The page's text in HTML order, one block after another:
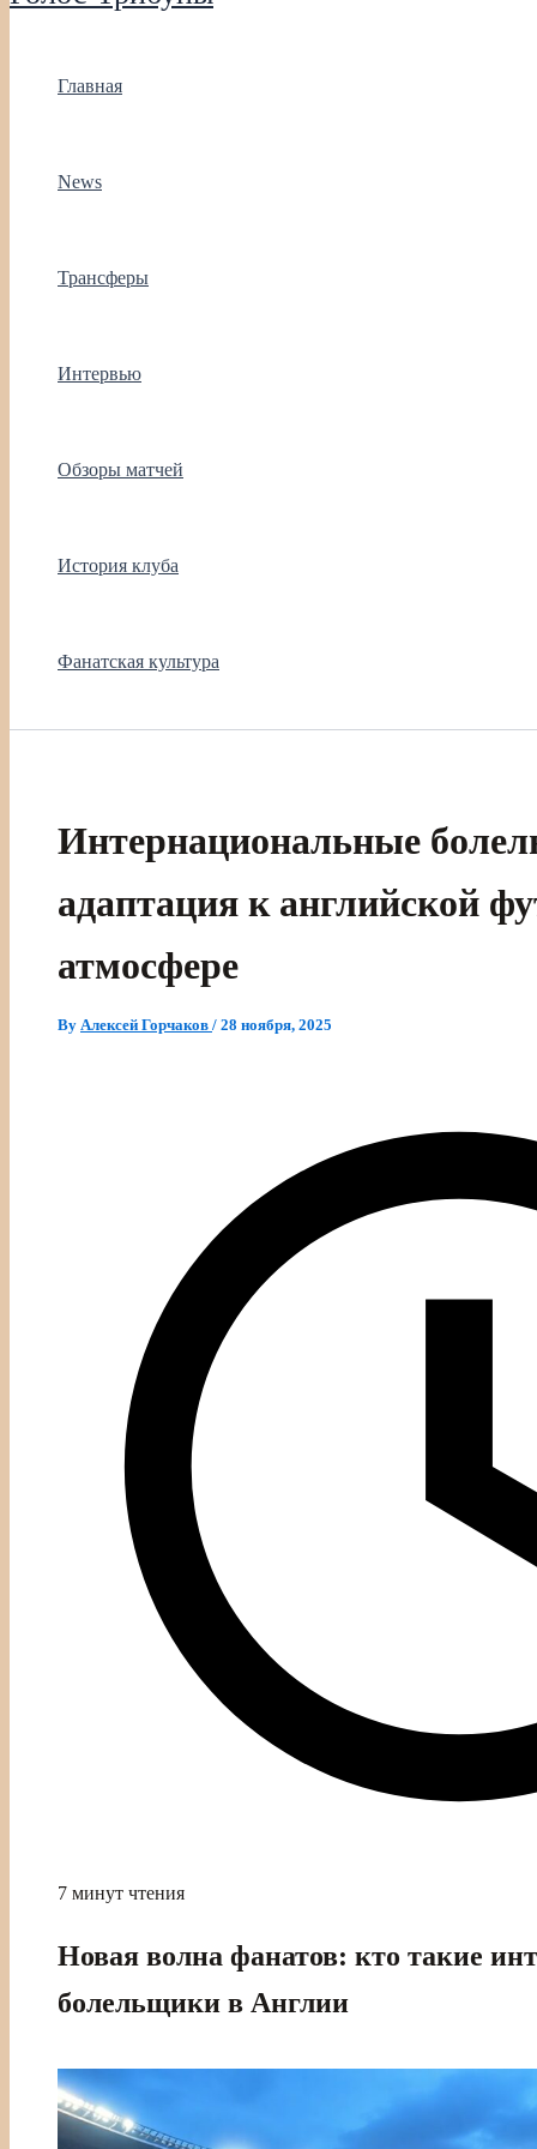
Главная
News
Трансферы
Интервью
Обзоры матчей
История клуба
Фанатская культура
Интернациональные
адаптация к английской
атмосфере
By Алексей Горчаков / 28 ноября, 2025
7 минут чтения
Новая волна фанатов: кто такие
болельщики в Англии